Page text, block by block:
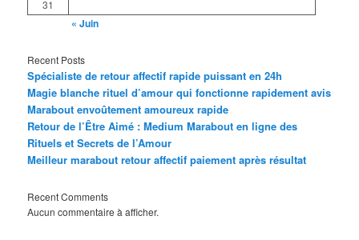
31
« Juin
Recent Posts
Spécialiste de retour affectif rapide puissant en 24h
Magie blanche rituel d’amour qui fonctionne rapidement avis
Marabout envoûtement amoureux rapide
Retour de l’Être Aimé : Medium Marabout en ligne des
Rituels et Secrets de l’Amour
Meilleur marabout retour affectif paiement après résultat
Recent Comments
Aucun commentaire à afficher.